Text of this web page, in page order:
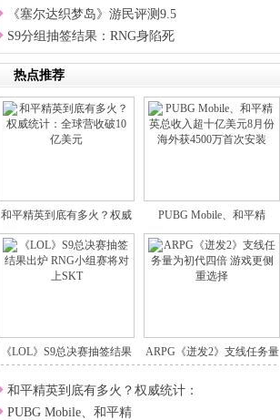
《塞尔达织梦岛》游民评测9.5
S9分组抽签结果：RNG身陷死
热点推荐
和平精英到底有多火？权威
统计：
PUBG Mobile、和平精
《LOL》S9总决赛抽签结果
ARPG《迸发2》支线任务量
和平精英到底有多火？权威统计：
PUBG Mobile、和平精